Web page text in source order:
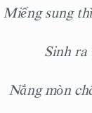
Miếng sung
Sinh ra
Nắng mòn